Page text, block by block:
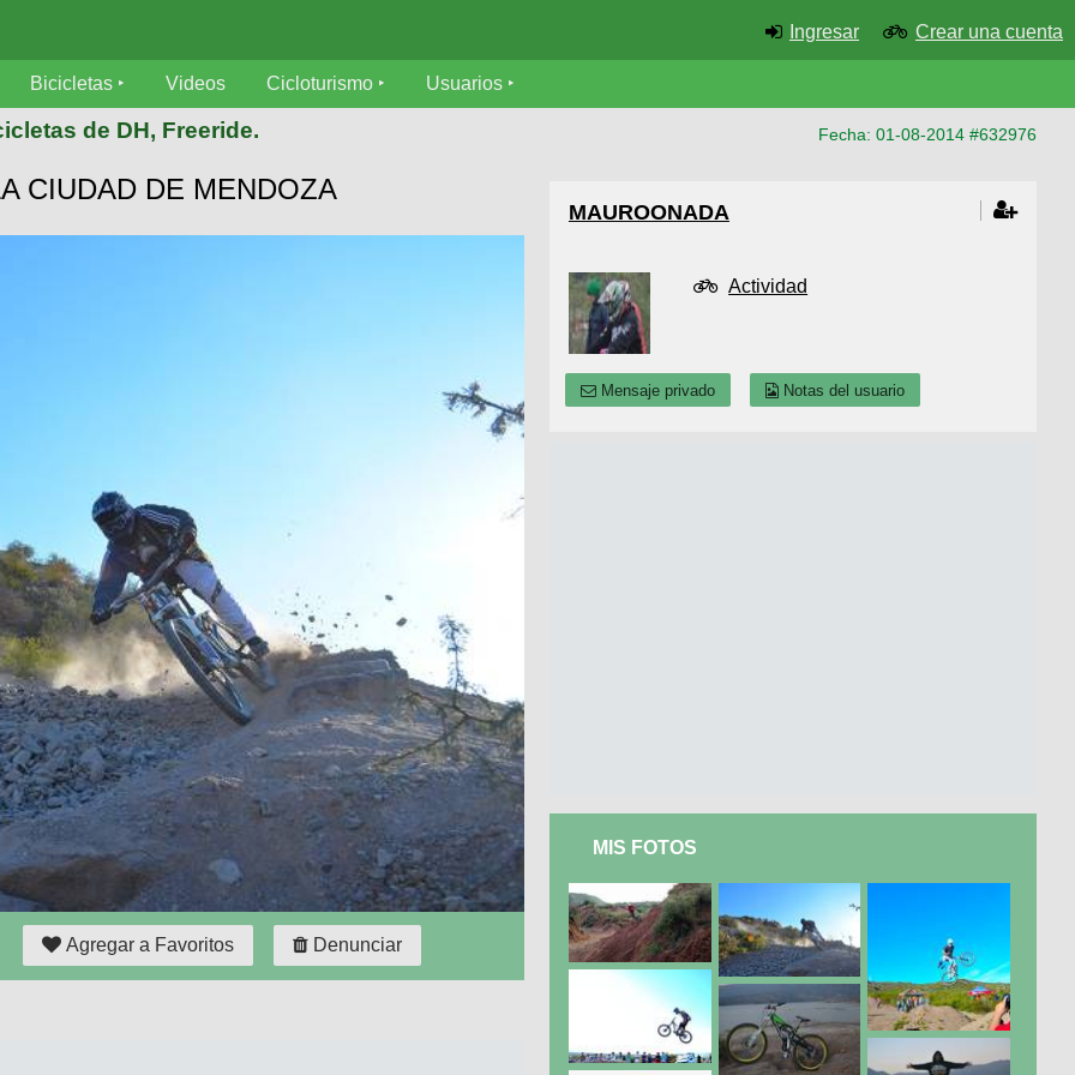
Ingresar Crear una cuenta
Bicicletas Videos Cicloturismo Usuarios
de DH, Freeride. Fecha: 01-08-2014 #632976
CIUDAD DE MENDOZA
Agregar a Favoritos Denunciar
MAUROONADA
Actividad
Mensaje privado Notas del usuario
MIS FOTOS